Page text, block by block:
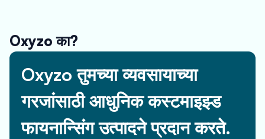
Oxyzo का?
Oxyzo तुमच्या व्यवसायाच्या
गरजांसाठी आधुनिक कस्टमाइझ्ड
फायनान्सिंग उत्पादने प्रदान करते.